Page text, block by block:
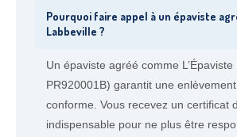
Pourquoi faire appel à un épaviste
Labbeville ?
Un épaviste agréé comme
PR920001B) garantit une
conforme. Vous recevez un certificat
indispensable pour ne plus être